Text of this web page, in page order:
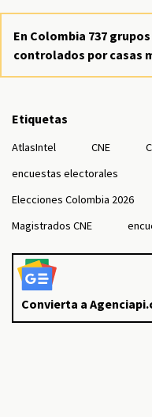
En Colombia 737
controlados por casas
Etiquetas
AtlasIntel CNE
encuestas electorales
Elecciones Colombia 2026
Magistrados CNE
Convierta a